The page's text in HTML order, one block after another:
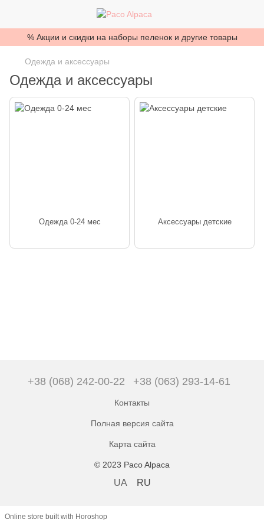
% Акции и скидки на наборы пеленок и другие товары
Одежда и аксессуары
Одежда и аксессуары
Одежда 0-24 мес Аксессуары детские
+38 (068) 242-00-22 +38 (063) 293-14-61
Контакты
Полная версия сайта
Карта сайта
© 2023 Paco Alpaca
UA RU
Online store built with Horoshop